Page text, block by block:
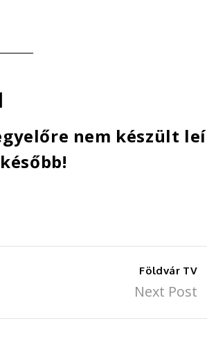
nem készült
Földvár TV
Next Post